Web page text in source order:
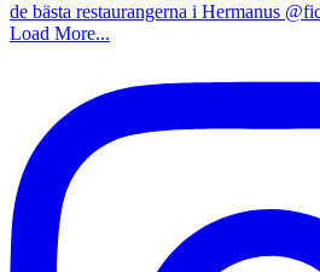
Load More...